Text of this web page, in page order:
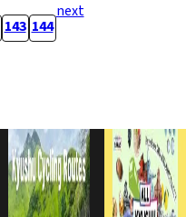
next
143 144